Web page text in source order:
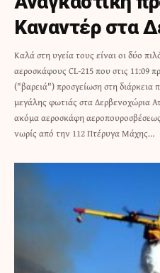
Καναντέρ στα
Καλά στη υγεία τους είναι οι δύο
αεροσκάφους CL-215 που στις 11:09
("βαρειά") προσγείωση στη διάρκεια
μεγάλης φωτιάς στα Δερβενοχώρια
ακόμα αεροσκάφη
νωρίς από την 112 Πτέρυγα Μάχης…